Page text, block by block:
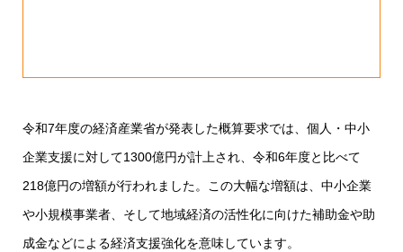
令和7年度の経済産業省が発表した概算要求では、個人・中小
企業支援に対して1300億円が計上され、令和6年度と比べて
218億円の増額が行われました。この大幅な増額は、中小企業
や小規模事業者、そして地域経済の活性化に向けた補助金や助
成金などによる経済支援強化を意味しています。